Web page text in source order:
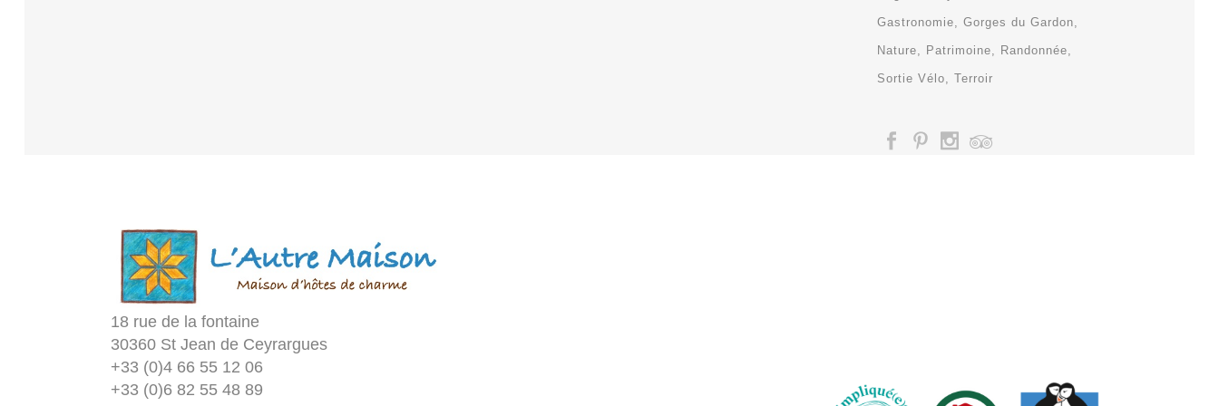
Gastronomie Gorges du Gardon
Nature Patrimoine Randonnée
Sortie Vélo Terroir
18 rue de la fontaine
30360 St Jean de Ceyrargues
+33 (0)4 66 55 12 06
+33 (0)6 82 55 48 89